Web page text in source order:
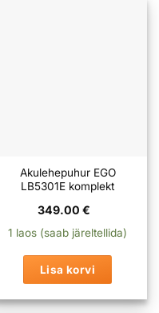
Akulehepuhur EGO
LB5301E komplekt
349.00 €
1 laos (saab järeltellida)
Lisa korvi